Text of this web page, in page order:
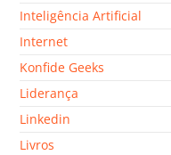
Inteligência Artificial
Internet
Konfide Geeks
Liderança
Linkedin
Livros